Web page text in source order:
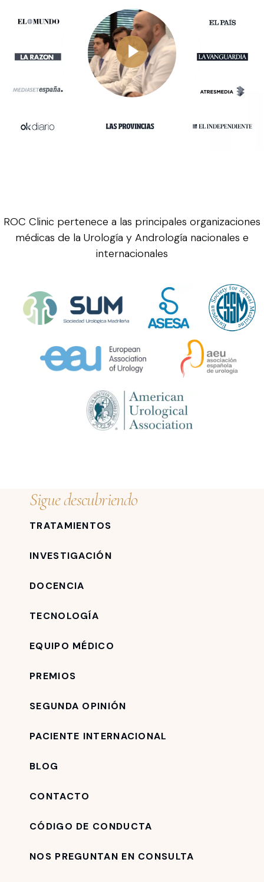
ROC Clinic pertenece a las principales organizaciones
médicas de la Urología y Andrología nacionales e
internacionales
Sigue descubriendo
TRATAMIENTOS
INVESTIGACIÓN
DOCENCIA
TECNOLOGÍA
EQUIPO MÉDICO
PREMIOS
SEGUNDA OPINIÓN
PACIENTE INTERNACIONAL
BLOG
CONTACTO
CÓDIGO DE CONDUCTA
NOS PREGUNTAN EN CONSULTA